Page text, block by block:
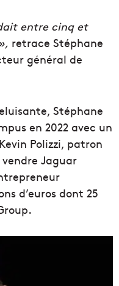
entre cinq et
retrace Stéphane
général de
Stéphane
en 2022 avec un
Polizzi, patron
Jaguar
d’euros dont 25